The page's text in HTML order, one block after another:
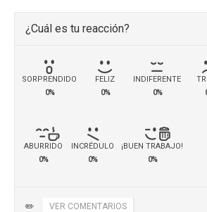
¿Cuál es tu reacción?
SORPRENDIDO
0%
FELIZ
0%
INDIFERENTE
0%
ABURRIDO
0%
INCRÉDULO
0%
¡BUEN TRABAJO!
0%
✏️ VER COMENTARIOS